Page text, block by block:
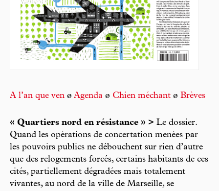
A l’an que ven ø Agenda ø Chien méchant ø Brèves
« Quartiers nord en résistance » > Le dossier.
Quand les opérations de concertation menées par
les pouvoirs publics ne débouchent sur rien d’autre
que des relogements forcés, certains habitants de ces
cités, partiellement dégradées mais totalement
vivantes, au nord de la ville de Marseille, se